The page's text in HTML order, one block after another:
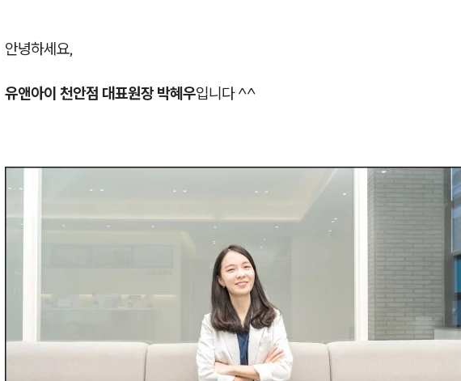
안녕하세요,
유앤아이 천안점 대표원장 박혜우입니다 ^^